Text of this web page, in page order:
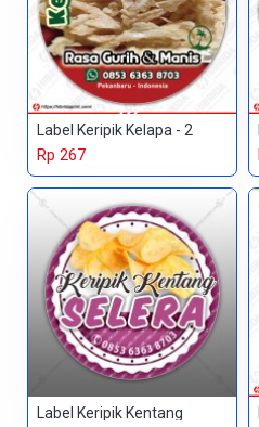
Label Keripik Kelapa - 2
Rp 267
Label Keripik Kentang